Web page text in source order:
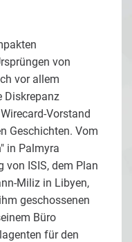
von
vor allem
Diskrepanz
Vorstand
Geschichten. Vom
in Palmyra
von ISIS, dem Plan
Miliz in Libyen,
geschossenen
Büro
für den